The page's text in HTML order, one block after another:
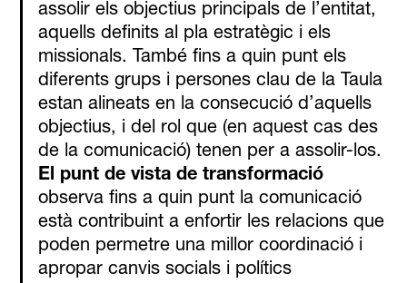
assolir els objectius principals de l’entitat,
aquells definits al pla estratègic i els
missionals. També fins a quin punt els
diferents grups i persones clau de la Taula
estan alineats en la consecució d’aquells
objectius, i del rol que (en aquest cas des
de la comunicació) tenen per a assolir-los.
El punt de vista de transformació
observa fins a quin punt la comunicació
està contribuint a enfortir les relacions que
poden permetre una millor coordinació i
apropar canvis socials i polítics